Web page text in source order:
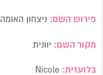
פירוש השם: ניצחון האומה
מקור השם: יוונית
בלועזית: